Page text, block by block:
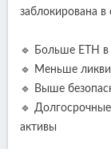
заблокирована в
🔹 Больше ETH в
🔹 Меньше
🔹 Выше
🔹
активы